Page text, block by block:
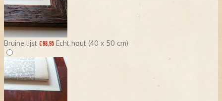
Bruine lijst € 98,95 Echt hout (40 x 50 cm)